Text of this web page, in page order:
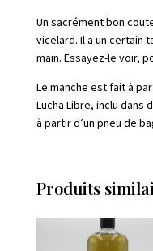
Un sacrément bon
vicelard. Il a un certain
main. Essayez-le voir,
Le manche est fait à
Lucha Libre, inclu dans
à partir d’un pneu de
Produits